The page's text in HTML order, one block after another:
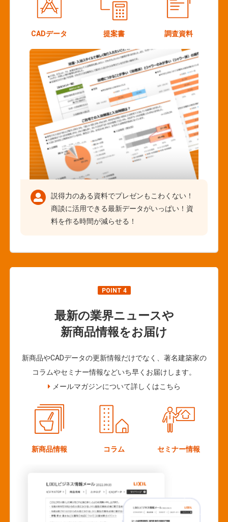
CADデータ 提案書 調査資料
説得力のある資料でプレゼンもこわくない！
商談に活用できる最新データがいっぱい！資
料を作る時間が減らせる！
POINT 4
最新の業界ニュースや
新商品情報をお届け
新商品やCADデータの更新情報だけでなく、著名建築家の
コラムやセミナー情報などいち早くお届けします。
メールマガジンについて詳しくはこちら
新商品情報 コラム セミナー情報